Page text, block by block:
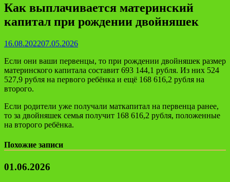
Как выплачивается материнский
капитал при рождении двойняшек
16.08.202207.05.2026
Если они ваши первенцы, то при рождении двойняшек размер
материнского капитала составит 693 144,1 рубля. Из них 524
527,9 рубля на первого ребёнка и ещё 168 616,2 рубля на
второго.
Если родители уже получали маткапитал на первенца ранее,
то за двойняшек семья получит 168 616,2 рубля, положенные
на второго ребëнка.
Похожие записи
01.06.2026